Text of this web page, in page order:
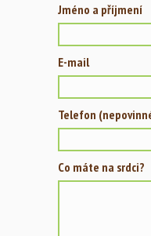
Jméno a příjmení
E-mail
Telefon
Co máte na srdci?